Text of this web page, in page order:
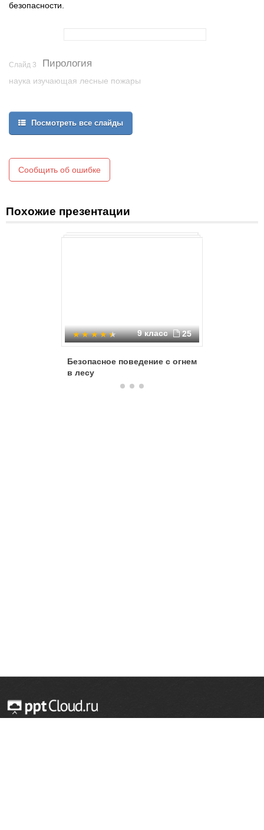
безопасности.
Слайд 3 Пирология
наука изучающая лесные пожары
Посмотреть все слайды
Сообщить об ошибке
Похожие презентации
9 класс 25
Безопасное поведение с огнем
в лесу